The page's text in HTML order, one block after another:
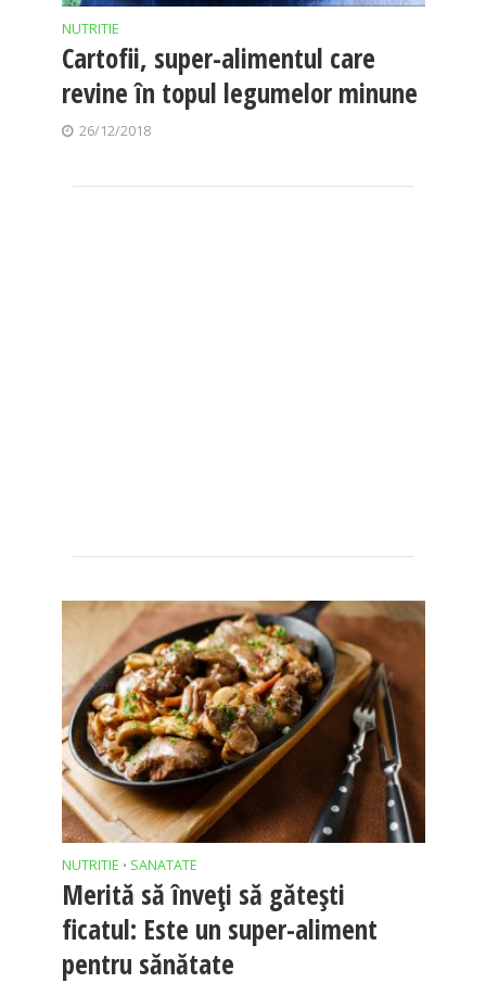
NUTRITIE
Cartofii, super-alimentul care
revine în topul legumelor minune
26/12/2018
NUTRITIE • SANATATE
Merită să înveţi să găteşti
ficatul: Este un super-aliment
pentru sănătate